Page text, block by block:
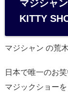
n
マジシャ
KITTY
マジシャン の荒
日本で唯一のお
マジックショーを